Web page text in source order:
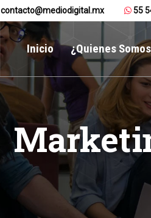
contacto@mediodigital.mx 55
Inicio ¿Quienes